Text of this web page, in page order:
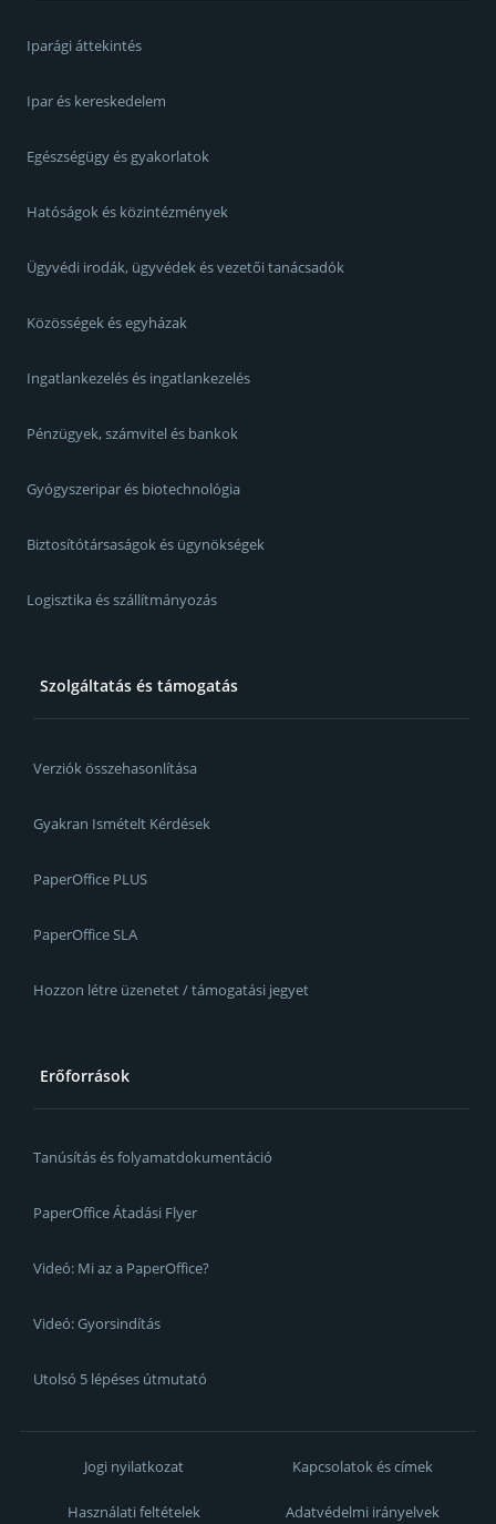
Iparági áttekintés
Ipar és kereskedelem
Egészségügy és gyakorlatok
Hatóságok és közintézmények
Ügyvédi irodák, ügyvédek és vezetői tanácsadók
Közösségek és egyházak
Ingatlankezelés és ingatlankezelés
Pénzügyek, számvitel és bankok
Gyógyszeripar és biotechnológia
Biztosítótársaságok és ügynökségek
Logisztika és szállítmányozás
Szolgáltatás és támogatás
Verziók összehasonlítása
Gyakran Ismételt Kérdések
PaperOffice PLUS
PaperOffice SLA
Hozzon létre üzenetet / támogatási jegyet
Erőforrások
Tanúsítás és folyamatdokumentáció
PaperOffice Átadási Flyer
Videó: Mi az a PaperOffice?
Videó: Gyorsindítás
Utolsó 5 lépéses útmutató
Jogi nyilatkozat Kapcsolatok és címek
Használati feltételek Adatvédelmi irányelvek